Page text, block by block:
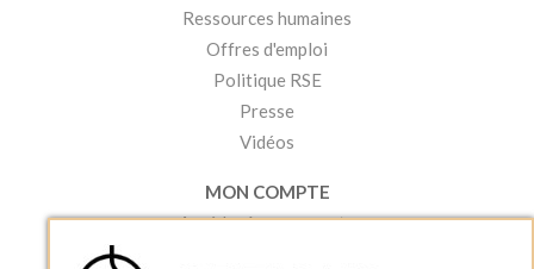
Ressources humaines
Offres d'emploi
Politique RSE
Presse
Vidéos
MON COMPTE
Accéder à mon compte